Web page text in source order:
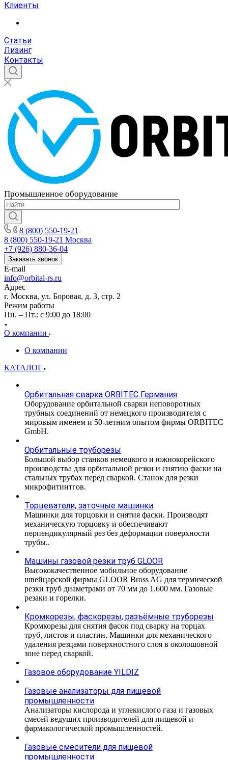
Клиенты
Статьи
Лизинг
Контакты
Промышленное оборудование
8 (800) 550-19-21
8 (800) 550-19-21 Москва
+7 (926) 880-36-04
Заказать звонок
E-mail
info@orbital-rs.ru
Адрес
г. Москва, ул. Боровая, д. 3, стр. 2
Режим работы
Пн. – Пт.: с 9:00 до 18:00
О компании
О компании
КАТАЛОГ
Орбитальная сварка ORBITEC Германия
Оборудование орбитальной сварки неповоротных
трубных соединений от немецкого производителя с
мировым именем и 50-летним опытом фирмы ORBITEC
GmbH.
Орбитальные труборезы
Большой выбор станков немецкого и южнокорейского
производства для орбитальной резки и снятию фаски на
стальных трубах перед сваркой. Станок для резки
микрофитинтгов.
Торцеватели, заточные машинки
Машинки для торцовки и снятия фаски. Производят
механическую торцовку и обеспечивают
перпендикулярный рез без деформации поверхности
трубы..
Машины газовой резки труб GLOOR
Высококачественное мобильное оборудование
швейцарской фирмы GLOOR Bross AG для термической
резки труб диаметрами от 70 мм до 1.600 мм. Газовые
резаки и горелки.
Кромкорезы, фаскорезы, разъёмные труборезы
Кромкорезы для снятия фасок под сварку на торцах
труб, листов и пластин. Машинки для механического
удаления резцами поверхностного слоя в околошовной
зоне перед сваркой.
Газовое оборудование YILDIZ
Газовые анализаторы для пищевой
промышленности
Анализаторы кислорода и углекислого газа и газовых
смесей ведущих производителей для пищевой и
фармакологической промышленностей.
Газовые смесители для пищевой
промышленности